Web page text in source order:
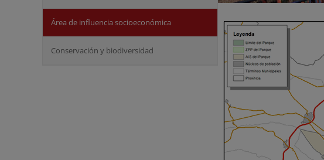
Área de influencia socioeconómica
Conservación y biodiversidad